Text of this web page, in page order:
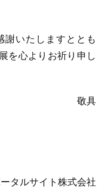
謝いたしますととも
を心よりお祈り申し
敬具
タルサイト株式会社